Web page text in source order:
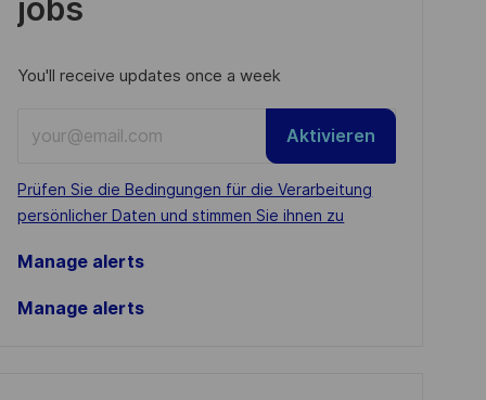
jobs
You'll receive updates once a week
Email
address
(Required)
Required
Prüfen Sie die Bedingungen für die Verarbeitung
persönlicher Daten und stimmen Sie ihnen zu
Aktivieren
Manage alerts
Manage alerts